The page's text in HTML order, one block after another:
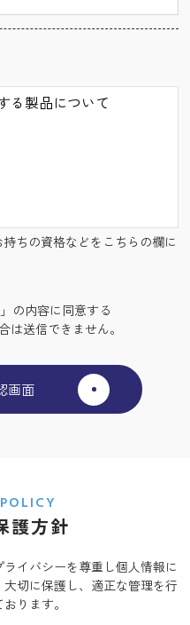
ちの資格などをこちらの欄に
」の内容に同意する
送信できません。
護方針
イバシーを尊重し個人情報に
大切に保護し、適正な管理を行
ります。